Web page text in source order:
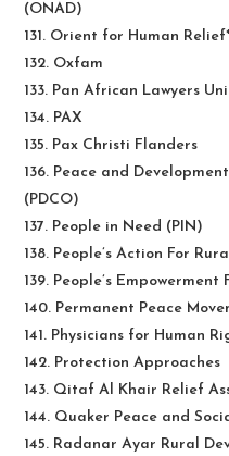
(ONAD)
131. Orient for Human
132. Oxfam
133. Pan African Lawyers
134. PAX
135. Pax Christi Flanders
136. Peace and
(PDCO)
137. People in Need (PIN)
138. People’s Action For
139. People’s Empowerment
140. Permanent Peace
141. Physicians for Human
142. Protection Approaches
143. Qitaf Al Khair Relief
144. Quaker Peace and
145. Radanar Ayar Rural